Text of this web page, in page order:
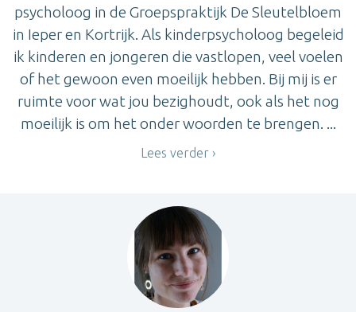
psycholoog in de Groepspraktijk De Sleutelbloem
in Ieper en Kortrijk. Als kinderpsycholoog begeleid
ik kinderen en jongeren die vastlopen, veel voelen
of het gewoon even moeilijk hebben. Bij mij is er
ruimte voor wat jou bezighoudt, ook als het nog
moeilijk is om het onder woorden te brengen. ...
Lees verder